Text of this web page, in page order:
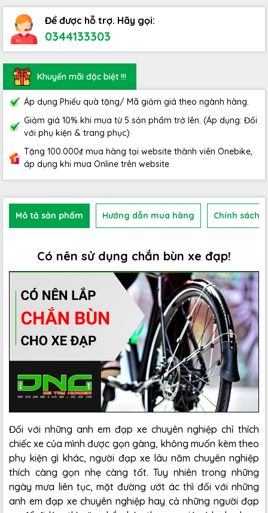
Để được hỗ trợ. Hãy gọi:
0344133303
Khuyến mãi đặc biệt !!!
Áp dụng Phiếu quà tặng/ Mã giảm giá theo ngành hàng.
Giảm giá 10% khi mua từ 5 sản phẩm trở lên. (Áp dụng: Đối
với phụ kiện & trang phục)
Tặng 100.000₫ mua hàng tại website thành viên Onebike,
áp dụng khi mua Online trên website
Mô tả sản phẩm Hướng dẫn mua hàng Chính sách
Có nên sử dụng chắn bùn xe đạp!
Đối với những anh em đạp xe chuyên nghiệp chỉ thích
chiếc xe của mình được gọn gàng, không muốn kèm theo
phụ kiện gì khác, người đạp xe lâu năm chuyên nghiệp
thích càng gọn nhẹ càng tốt. Tuy nhiên trong những
ngày mưa liên tục, mặt đường ướt ác thì đối với những
anh em đạp xe chuyên nghiệp hay cả những người đạp